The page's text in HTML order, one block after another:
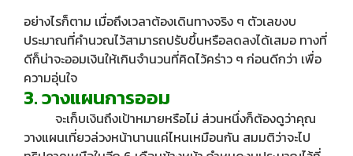
อย่างไรก็ตาม เมื่อถึงเวลาต้องเดินทางจริง ๆ ตัวเลขงบ
ประมาณที่คำนวณไว้สามารถปรับขึ้นหรือลดลงได้เสมอ ทางที่
ดีก็น่าจะออมเงินให้เกินจำนวนที่คิดไว้คร่าว ๆ ก่อนดีกว่า เพื่อ
ความอุ่นใจ
3. วางแผนการออม
จะเก็บเงินถึงเป้าหมายหรือไม่ ส่วนหนึ่งก็ต้องดูว่าคุณ
วางแผนเที่ยวล่วงหน้านานแค่ไหนเหมือนกัน สมมติว่าจะไป